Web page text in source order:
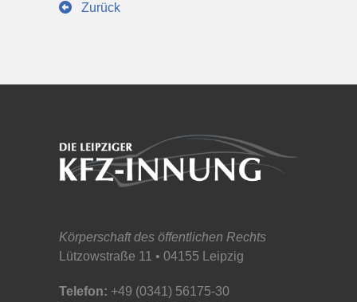
Zurück
Körperschaft des öffentlichen Rechts
Lützowstraße 11 • 04155 Leipzig
Telefon: +49 (0341) 56175-30